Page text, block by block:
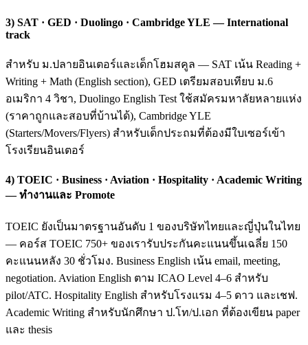
3) SAT · GED · Duolingo · Cambridge YLE — International
track
สำหรับ ม.ปลายอินเตอร์และเด็กโฮมสคูล — SAT เน้น Reading +
Writing + Math (English section), GED เตรียมสอบเทียบ ม.6
อเมริกา 4 วิชา, Duolingo English Test ใช้สมัครมหาลัยหลายแห่ง
(ราคาถูกและสอบที่บ้านได้), Cambridge YLE
(Starters/Movers/Flyers) สำหรับเด็กประถมที่ต้องมีใบเซอร์เข้า
โรงเรียนอินเตอร์
4) TOEIC · Business · Aviation · Hospitality · Academic Writing
— ทำงานและ Promote
TOEIC ยังเป็นมาตรฐานอันดับ 1 ของบริษัทไทยและญี่ปุ่นในไทย
— คอร์ส TOEIC 750+ ของเรารับประกันคะแนนขึ้นเฉลี่ย 150
คะแนนหลัง 30 ชั่วโมง. Business English เน้น email, meeting,
negotiation. Aviation English ตาม ICAO Level 4–6 สำหรับ
pilot/ATC. Hospitality English สำหรับโรงแรม 4–5 ดาว และเชฟ.
Academic Writing สำหรับนักศึกษา ป.โท/ป.เอก ที่ต้องเขียน paper
และ thesis